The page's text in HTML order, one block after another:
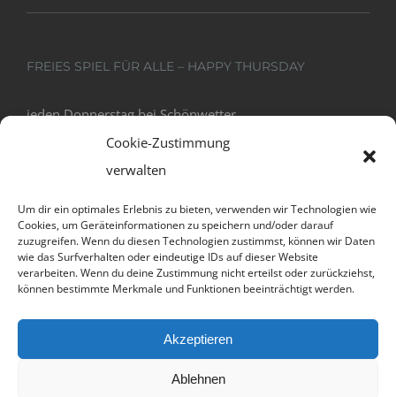
Cookie-Zustimmung
verwalten
Um dir ein optimales Erlebnis zu bieten, verwenden wir Technologien wie
Cookies, um Geräteinformationen zu speichern und/oder darauf
zuzugreifen. Wenn du diesen Technologien zustimmst, können wir Daten
wie das Surfverhalten oder eindeutige IDs auf dieser Website
verarbeiten. Wenn du deine Zustimmung nicht erteilst oder zurückziehst,
können bestimmte Merkmale und Funktionen beeinträchtigt werden.
Akzeptieren
Ablehnen
FREIES SPIEL FÜR ALLE – HAPPY THURSDAY
jeden Donnerstag bei Schönwetter
18:00 - 20:00
| All Rights Reserved | Powered by
Datenschutz und Cookies: Diese Website verwendet Cookies. Wenn du